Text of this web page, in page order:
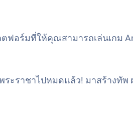
ฟอร์มที่ให้คุณสามารถเล่นเกม
ะราชาไปหมดแล้ว! มาสร้างทั